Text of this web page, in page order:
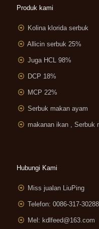
Produk kami
Kolina klorida serbuk
Allicin serbuk 25%
Juga HCL 98%
DCP 18%
MCP 22%
Serbuk makan ayam
makanan ikan , Serbuk
Hubungi Kami
Miss jualan LiuPing
Telefon: 0086-317-
Mel: kdlfeed@163.com